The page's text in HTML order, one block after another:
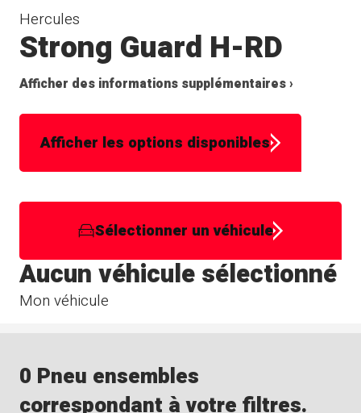
Hercules
Strong Guard H-RD
Afficher des informations supplémentaires ›
Afficher les options disponibles
Sélectionner un véhicule
Mon véhicule
Aucun véhicule sélectionné
0 Pneu ensembles
correspondant à votre filtres.